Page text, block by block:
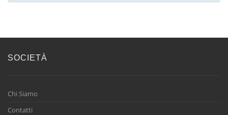
SOCIETÀ
Chi Siamo
Contatti